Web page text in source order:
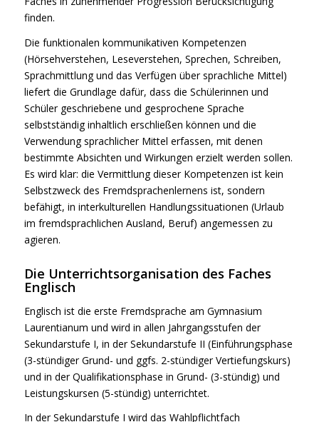
finden.
Die funktionalen kommunikativen Kompetenzen
(Hörsehverstehen, Leseverstehen, Sprechen, Schreiben,
Sprachmittlung und das Verfügen über sprachliche Mittel)
liefert die Grundlage dafür, dass die Schülerinnen und
Schüler geschriebene und gesprochene Sprache
selbstständig inhaltlich erschließen können und die
Verwendung sprachlicher Mittel erfassen, mit denen
bestimmte Absichten und Wirkungen erzielt werden sollen.
Es wird klar: die Vermittlung dieser Kompetenzen ist kein
Selbstzweck des Fremdsprachenlernens ist, sondern
befähigt, in interkulturellen Handlungssituationen (Urlaub
im fremdsprachlichen Ausland, Beruf) angemessen zu
agieren.
Die Unterrichtsorganisation des Faches
Englisch
Englisch ist die erste Fremdsprache am Gymnasium
Laurentianum und wird in allen Jahrgangsstufen der
Sekundarstufe I, in der Sekundarstufe II (Einführungsphase
(3-stündiger Grund- und ggfs. 2-stündiger Vertiefungskurs)
und in der Qualifikationsphase in Grund- (3-stündig) und
Leistungskursen (5-stündig) unterrichtet.
In der Sekundarstufe I wird das Wahlpflichtfach